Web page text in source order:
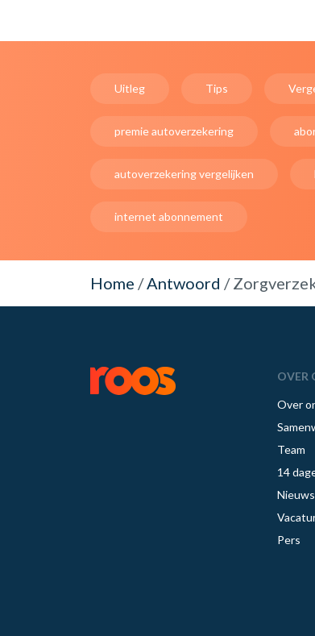
Uitleg Tips
premie autoverzekering
autoverzekering vergelijken
internet abonnement
Home /Antwoord /
OVER
Over
Team
14
Pers